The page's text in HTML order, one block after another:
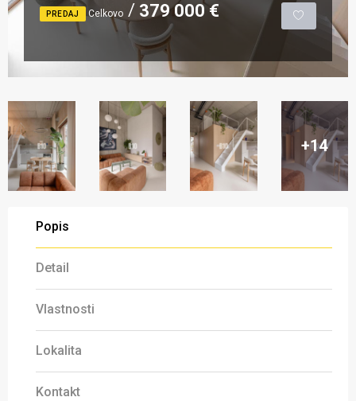
PREDAJ Celkovo 379 000 €
+14
Popis
Detail
Vlastnosti
Lokalita
Kontakt